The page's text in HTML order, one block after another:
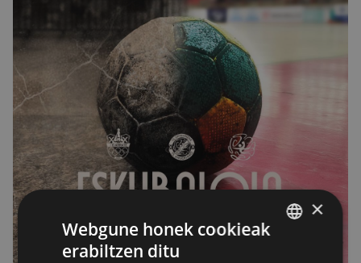
×
Webgune honek cookieak
erabiltzen ditu